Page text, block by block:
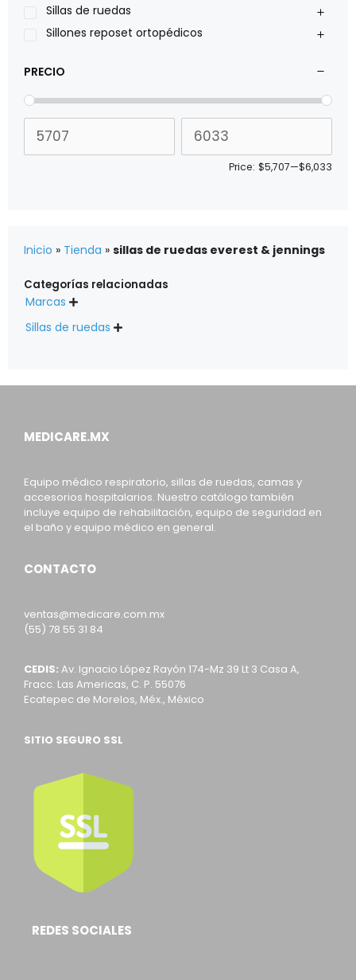
Xiehe Medical
Sillas de ruedas
Sillones reposet ortopédicos
PRECIO
Price: $5,707—$6,033
Inicio » Tienda » sillas de ruedas everest & jennings
Categorías relacionadas
Marcas 
Sillas de ruedas 
MEDICARE.MX
Equipo médico respiratorio, sillas de ruedas, camas y
accesorios hospitalarios. Nuestro catálogo también
incluye equipo de rehabilitación, equipo de seguridad en
el baño y equipo médico en general.
CONTACTO
ventas@medicare.com.mx
(55) 78 55 31 84
CEDIS: Av. Ignacio López Rayón 174-Mz 39 Lt 3 Casa A,
Fracc. Las Americas, C. P. 55076
Ecatepec de Morelos, Méx., México
SITIO SEGURO SSL
REDES SOCIALES